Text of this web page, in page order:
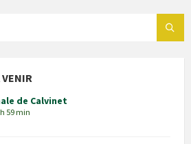
VENIR
de Calvinet
59 min